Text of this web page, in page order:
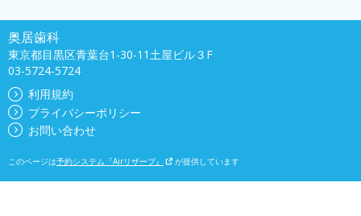
奥居歯科
東京都目黒区青葉台1-30-11土屋ビル３F
03-5724-5724
利用規約
プライバシーポリシー
お問い合わせ
このページは予約システム『Airリザーブ』 が提供しています